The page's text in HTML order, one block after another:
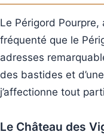
Le Périgord
fréquenté que le
adresses
des bastides et
j’affectionne tout
Le Château des